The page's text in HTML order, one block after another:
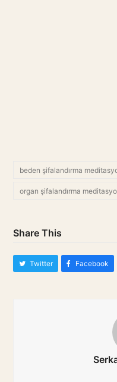
beden şifalandırma
organ şifalandırma
Share This
Twitter Facebook